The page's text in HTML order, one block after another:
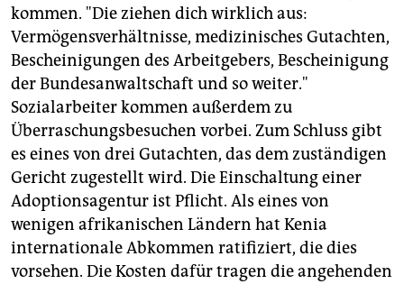
kommen. "Die ziehen dich wirklich aus:
Vermögensverhältnisse, medizinisches Gutachten,
Bescheinigungen des Arbeitgebers, Bescheinigung
der Bundesanwaltschaft und so weiter."
Sozialarbeiter kommen außerdem zu
Überraschungsbesuchen vorbei. Zum Schluss gibt
es eines von drei Gutachten, das dem zuständigen
Gericht zugestellt wird. Die Einschaltung einer
Adoptionsagentur ist Pflicht. Als eines von
wenigen afrikanischen Ländern hat Kenia
internationale Abkommen ratifiziert, die dies
vorsehen. Die Kosten dafür tragen die angehenden